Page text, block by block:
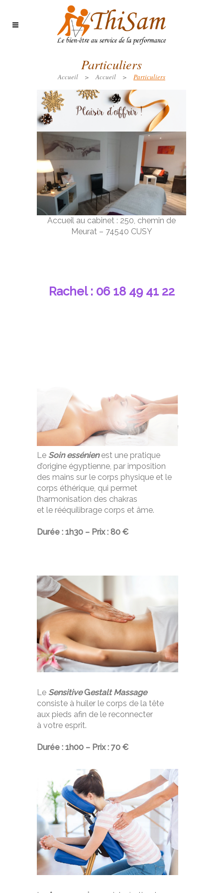
Particuliers
Accueil > Accueil > Particuliers
Accueil au cabinet : 250, chemin de
Meurat – 74540 CUSY
Rachel : 06 18 49 41 22
Le Soin essénienest une pratique
d’origine égyptienne, par imposition
des mains sur le corps physique et le
corps éthérique, qui permet
l’harmonisation des chakras
et le rééquilibrage corps et âme.
Durée : 1h30 – Prix : 80 €
Le SensitiveGestalt Massage
consiste à huiler le corps de la tête
aux pieds afin de le reconnecter
à votre esprit.
Durée : 1h00 – Prix : 70 €